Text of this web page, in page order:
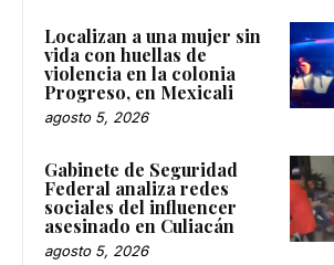
Localizan a una mujer sin
vida con huellas de
violencia en la colonia
Progreso, en Mexicali
agosto 5, 2026
Gabinete de Seguridad
Federal analiza redes
sociales del influencer
asesinado en Culiacán
agosto 5, 2026